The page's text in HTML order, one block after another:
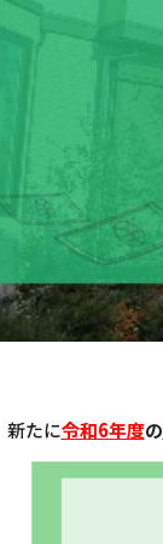
新たに令和6年度の